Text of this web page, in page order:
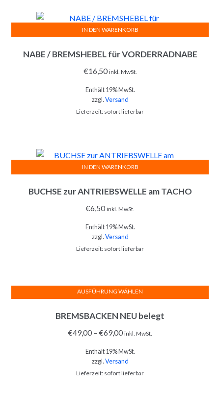
NABE / BREMSHEBEL für VORDERRADNABE
€16,50 inkl. MwSt.
Enthält 19% MwSt.
zzgl.Versand
Lieferzeit: sofort lieferbar
IN DEN WARENKORB
BUCHSE zur ANTRIEBSWELLE am TACHO
€6,50 inkl. MwSt.
Enthält 19% MwSt.
zzgl.Versand
Lieferzeit: sofort lieferbar
IN DEN WARENKORB
BREMSBACKEN NEU belegt
€49,00 – €69,00 inkl. MwSt.
Enthält 19% MwSt.
zzgl.Versand
Lieferzeit: sofort lieferbar
AUSFÜHRUNG WÄHLEN
Produkt
weist
Varianten
auf.
Die